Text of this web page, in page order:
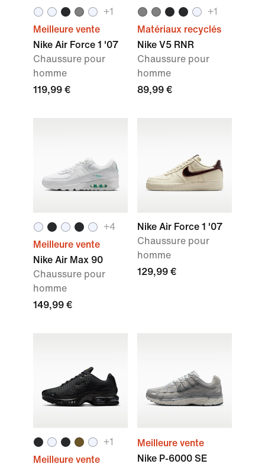
+1
Meilleure vente
Nike Air Force 1 '07
Chaussure pour
homme
119,99 €
+1
Matériaux recyclés
Nike V5 RNR
Chaussure pour
homme
89,99 €
+4
Meilleure vente
Nike Air Max 90
Chaussure pour
homme
149,99 €
Nike Air Force 1 '07
Chaussure pour
homme
129,99 €
+1
Meilleure vente
Meilleure vente
Nike P-6000 SE